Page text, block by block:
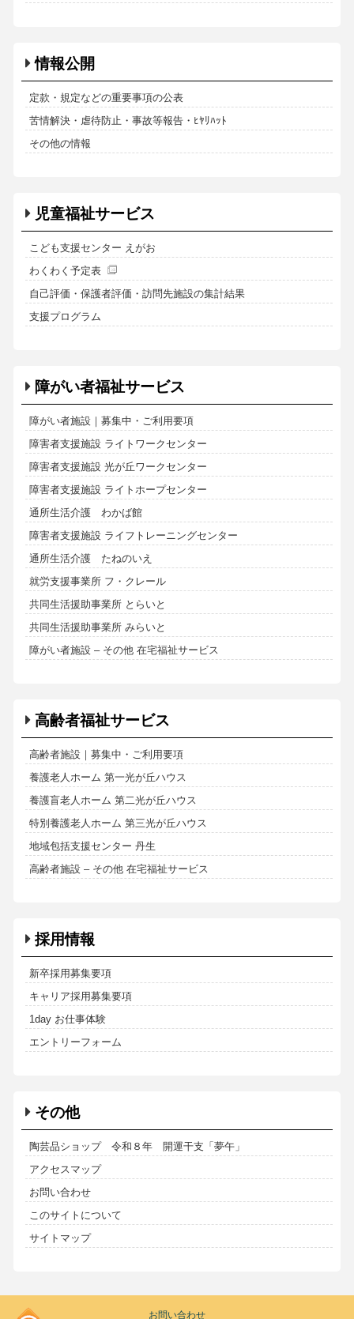
情報公開
定款・規定などの重要事項の公表
苦情解決・虐待防止・事故等報告・ﾋﾔﾘﾊｯﾄ
その他の情報
児童福祉サービス
こども支援センター えがお
わくわく予定表
自己評価・保護者評価・訪問先施設の集計結果
支援プログラム
障がい者福祉サービス
障がい者施設｜募集中・ご利用要項
障害者支援施設 ライトワークセンター
障害者支援施設 光が丘ワークセンター
障害者支援施設 ライトホープセンター
通所生活介護 わかば館
障害者支援施設 ライフトレーニングセンター
通所生活介護 たねのいえ
就労支援事業所 フ・クレール
共同生活援助事業所 とらいと
共同生活援助事業所 みらいと
障がい者施設 – その他 在宅福祉サービス
高齢者福祉サービス
高齢者施設｜募集中・ご利用要項
養護老人ホーム 第一光が丘ハウス
養護盲老人ホーム 第二光が丘ハウス
特別養護老人ホーム 第三光が丘ハウス
地域包括支援センター 丹生
高齢者施設 – その他 在宅福祉サービス
採用情報
新卒採用募集要項
キャリア採用募集要項
1day お仕事体験
エントリーフォーム
その他
陶芸品ショップ 令和８年 開運干支「夢午」
アクセスマップ
お問い合わせ
このサイトについて
サイトマップ
Kodoen お問い合わせ